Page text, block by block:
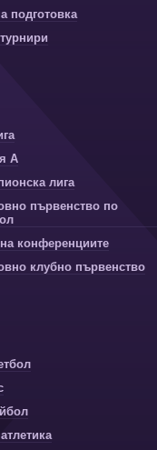
подготовка
А
лига
първенство по
конференциите
клубно първенство